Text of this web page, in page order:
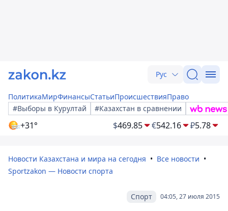
Рус
ПолитикаМирФинансыСтатьиПроисшествияПраво
#Выборы в Курултай
#Казахстан в сравнении
+31° $469.85 €542.16 ₽5.78
Новости Казахстана и мира на сегодня
Все новости
Sportzakon — Новости спорта
04:05, 27 июля 2015
Спорт